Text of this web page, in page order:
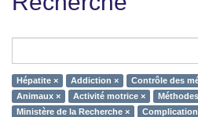
Hépatite × Addiction ×
Contrôle des
Animaux ×
Activité motrice ×
Ministère de la Recherche ×